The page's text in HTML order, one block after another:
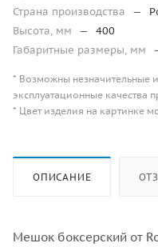
Страна производства
—
Высота, мм
—
400
Габаритные размеры, мм
* Возможны незначительные
эксплуатационные качества
* Цвет изделия на картинке
ОПИСАНИЕ
Мешок боксерский от